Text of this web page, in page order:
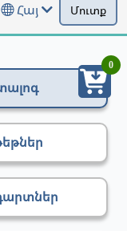
Հայ Մուտք
0